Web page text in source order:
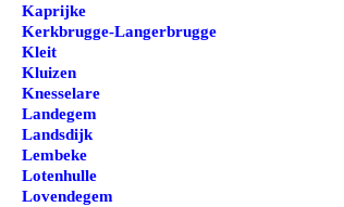
Kaprijke
Kerkbrugge-Langerbrugge
Kleit
Kluizen
Knesselare
Landegem
Landsdijk
Lembeke
Lotenhulle
Lovendegem